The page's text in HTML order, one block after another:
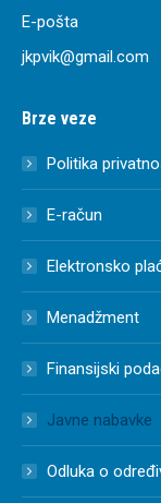
E-pošta
jkpvik@gmail.com
Brze veze
Politika
E-račun
Elektronsko
Menadžment
Finansijski
Javne nabavke
Odluka o